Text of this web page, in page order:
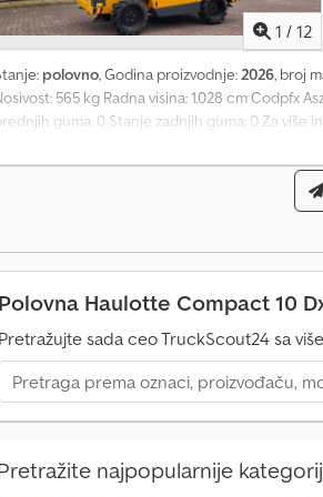
1 / 12
polovno, Godina proizvodnje:2026, broj
565 kg Radna visina: 1.028 cm Codpfx
guma: 0 Stanje zadnjih guma: 0 Za više
Polovna Haulotte Compact 10
Pretražujte sada ceo TruckScout24 sa
najpopularnije